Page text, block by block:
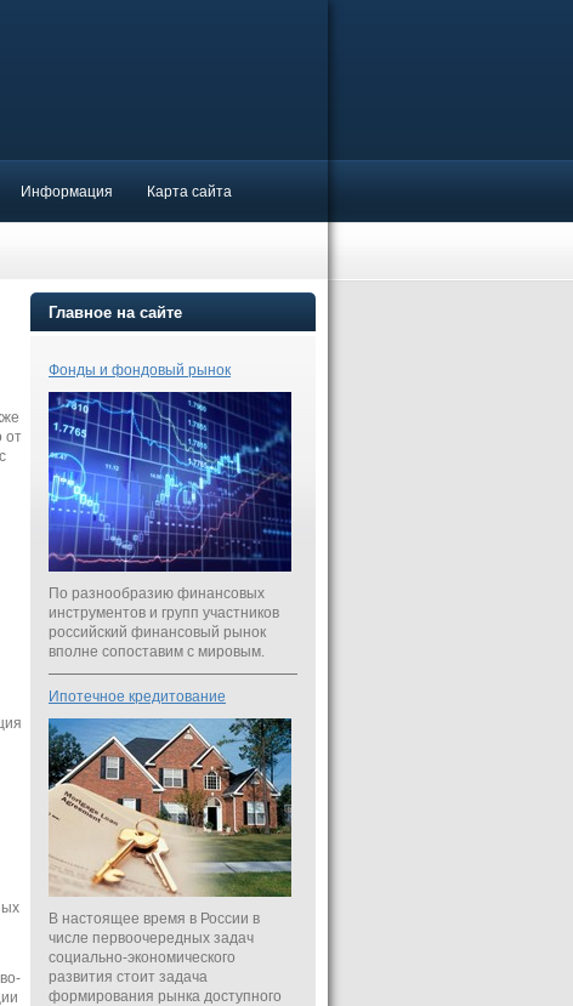
Информация Карта сайта
от
Главное на сайте
Фонды и фондовый рынок
По разнообразию финансовых
инструментов и групп участников
российский финансовый рынок
вполне сопоставим с мировым.
Ипотечное кредитование
В настоящее время в России в
числе первоочередных задач
социально-экономического
развития стоит задача
формирования рынка доступного